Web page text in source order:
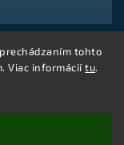
tohto
Viac informáciítu.